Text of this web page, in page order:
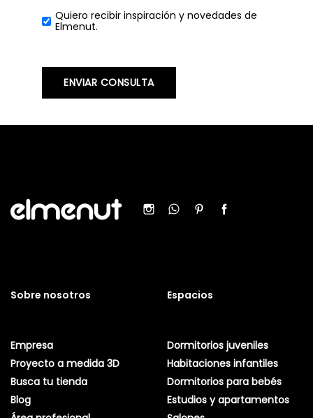
Quiero recibir inspiración y novedades de
Elmenut.
ENVIAR CONSULTA
Sobre nosotros
Empresa
Proyecto a medida 3D
Busca tu tienda
Blog
Espacios
Dormitorios juveniles
Habitaciones infantiles
Dormitorios para bebés
Estudios y apartamentos